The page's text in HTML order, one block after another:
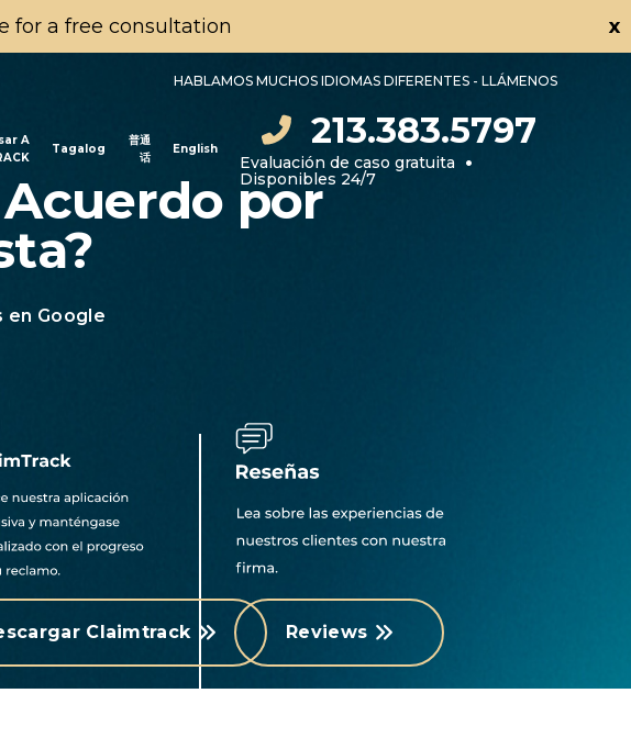
for a free consultation x
HABLAMOS MUCHOS IDIOMAS DIFERENTES - LLÁMENOS
A
Tagalog
普通
话
English 213.383.5797
Evaluación de caso gratuita •
Disponibles 24/7
por
en Google
Claimtrack Reviews